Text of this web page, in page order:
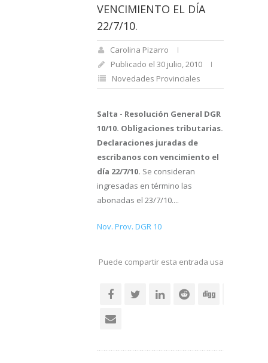
VENCIMIENTO EL DÍA
22/7/10.
Carolina Pizarro
Publicado el 30 julio, 2010
Novedades Provinciales
Salta - Resolución General DGR
10/10. Obligaciones tributarias.
Declaraciones juradas de
escribanos con vencimiento el
día 22/7/10. Se consideran
ingresadas en término las
abonadas el 23/7/10....
Nov. Prov. DGR 10
Puede compartir esta entrada usando sus